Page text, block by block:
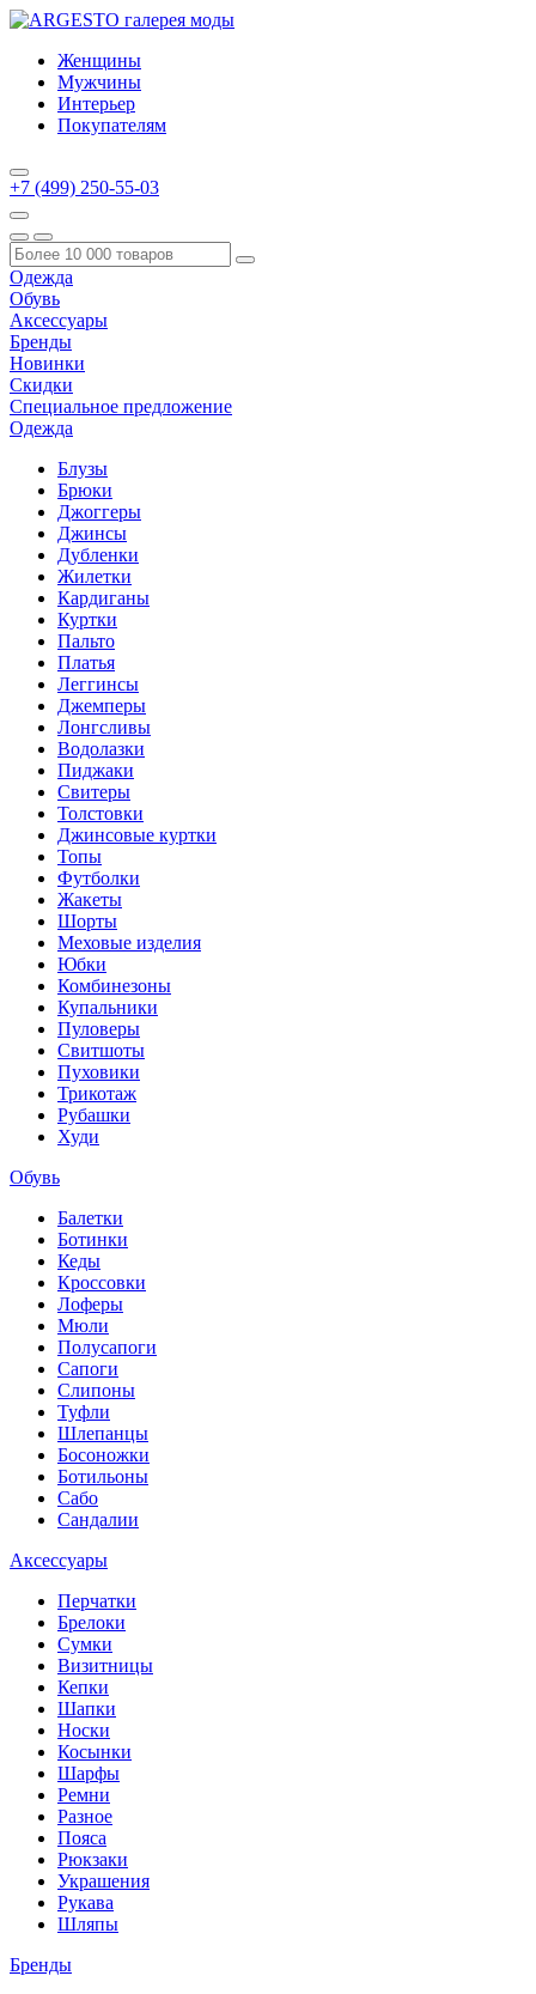
Женщины
Мужчины
Интерьер
Покупателям
+7 (499) 250-55-03
Одежда
Обувь
Аксессуары
Бренды
Новинки
Скидки
Специальное предложение
Одежда
Блузы
Брюки
Джоггеры
Джинсы
Дубленки
Жилетки
Кардиганы
Куртки
Пальто
Платья
Леггинсы
Джемперы
Лонгсливы
Водолазки
Пиджаки
Свитеры
Толстовки
Джинсовые куртки
Топы
Футболки
Жакеты
Шорты
Меховые изделия
Юбки
Комбинезоны
Купальники
Пуловеры
Свитшоты
Пуховики
Трикотаж
Рубашки
Худи
Обувь
Балетки
Ботинки
Кеды
Кроссовки
Лоферы
Мюли
Полусапоги
Сапоги
Слипоны
Туфли
Шлепанцы
Босоножки
Ботильоны
Сабо
Сандалии
Аксессуары
Перчатки
Брелоки
Сумки
Визитницы
Кепки
Шапки
Носки
Косынки
Шарфы
Ремни
Разное
Пояса
Рюкзаки
Украшения
Рукава
Шляпы
Бренды